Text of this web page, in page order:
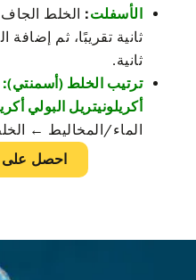
الأسفلت:
ثانية.
ترتيب الخلط (أسمنتي):
أكريلونيتريل البولي
الماء/المخاليط ←
احصل